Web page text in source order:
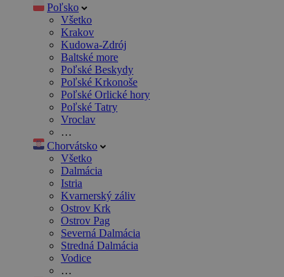
Poľsko
Všetko
Krakov
Kudowa-Zdrój
Baltské more
Poľské Beskydy
Poľské Krkonoše
Poľské Orlické hory
Poľské Tatry
Vroclav
…
Chorvátsko
Všetko
Dalmácia
Istria
Kvarnerský záliv
Ostrov Krk
Ostrov Pag
Severná Dalmácia
Stredná Dalmácia
Vodice
…